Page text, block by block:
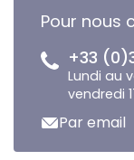
Pour nous
+33
Lundi au
vendredi
Par email